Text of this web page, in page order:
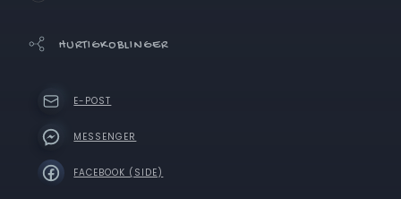
HURTIGKOBLINGER
E-POST
MESSENGER
FACEBOOK (SIDE)